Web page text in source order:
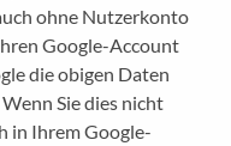
ohne Nutzerkonto
Google-Account
die obigen Daten
Sie dies nicht
in Ihrem Google-